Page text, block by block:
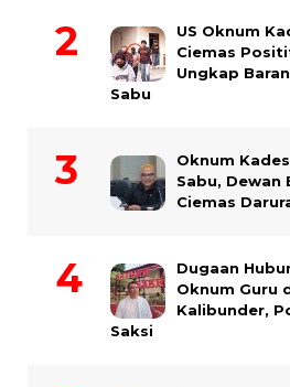
US Oknum
Ciemas
Ungkap
Sabu
Oknum
Sabu,
Ciemas
Dugaan
Oknum Guru
Kalibunder,
Saksi